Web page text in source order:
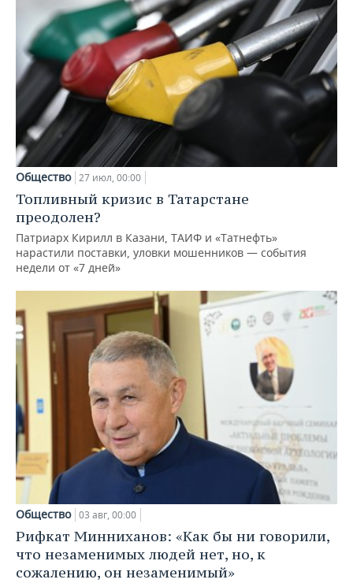
Общество 27 июл, 00:00
Топливный кризис в Татарстане
преодолен?
Патриарх Кирилл в Казани, ТАИФ и «Татнефть»
нарастили поставки, уловки мошенников — события
недели от «7 дней»
Общество 03 авг, 00:00
Рифкат Минниханов: «Как бы ни говорили,
что незаменимых людей нет, но, к
сожалению, он незаменимый»